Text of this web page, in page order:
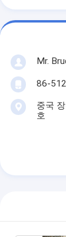
Mr.
86-
중국
호